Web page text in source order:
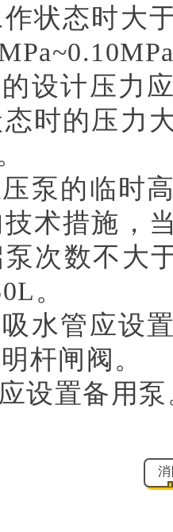
状态时大
计压力应
时的压力
的临时高
术措施，
次数不大
。
管应设置
杆闸阀。
置备用泵